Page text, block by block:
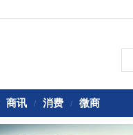
商讯 / 消费 / 微商